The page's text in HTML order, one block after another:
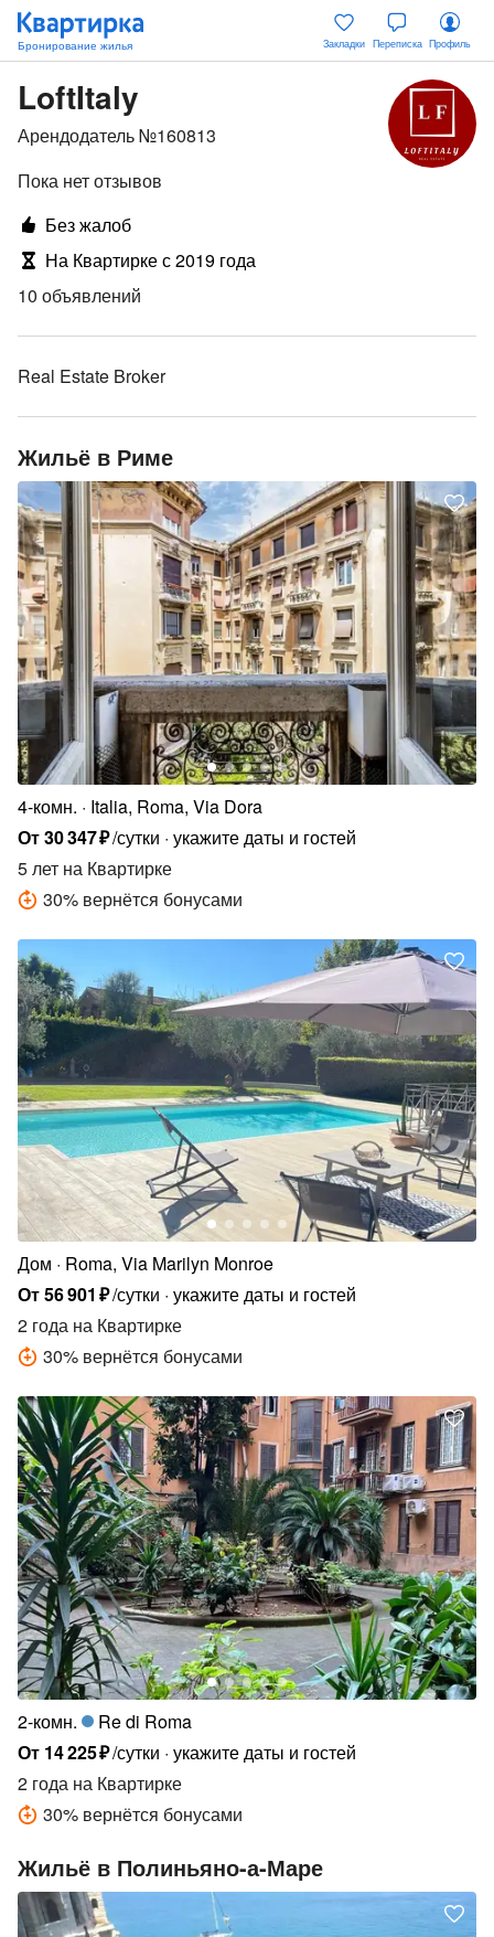
Закладки Переписка Профиль
LoftItaly
Арендодатель №160813
Пока нет отзывов
Без жалоб
На Квартирке с 2019 года
10 объявлений
Real Estate Broker
Жильё в Риме
4-комн.
Italia, Roma, Via Dora
От30347₽/сутки укажите даты и гостей
5 лет на Квартирке
30% вернётся бонусами
Дом
Roma, Via Marilyn Monroe
От56901 ₽/сутки укажите даты и гостей
2 года на Квартирке
30% вернётся бонусами
2-комн.
Re di Roma
От 14225₽/сутки укажите даты и гостей
2 года на Квартирке
30% вернётся бонусами
Жильё в Полиньяно-а-Маре